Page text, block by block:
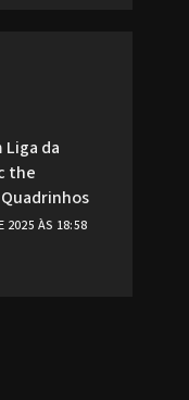
Liga da
the
2025 ÀS 18:58